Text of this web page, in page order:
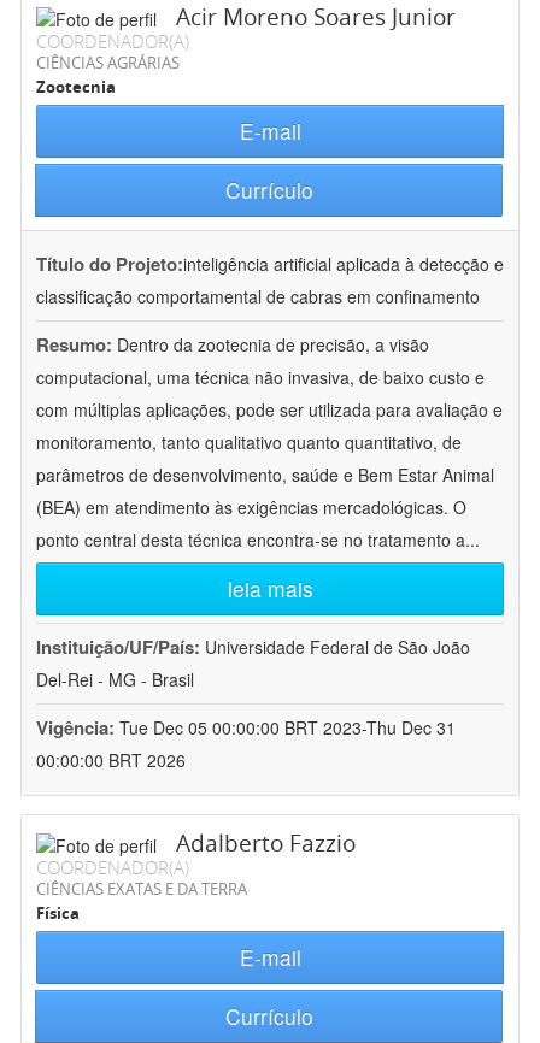
Acir Moreno Soares Junior
COORDENADOR(A)
CIÊNCIAS AGRÁRIAS
Zootecnia
E-mail
Currículo
Título do Projeto:inteligência artificial aplicada à detecção e
classificação comportamental de cabras em confinamento
Resumo: Dentro da zootecnia de precisão, a visão
computacional, uma técnica não invasiva, de baixo custo e
com múltiplas aplicações, pode ser utilizada para avaliação e
monitoramento, tanto qualitativo quanto quantitativo, de
parâmetros de desenvolvimento, saúde e Bem Estar Animal
(BEA) em atendimento às exigências mercadológicas. O
ponto central desta técnica encontra-se no tratamento a...
leia mais
Instituição/UF/País: Universidade Federal de São João
Del-Rei - MG - Brasil
Vigência: Tue Dec 05 00:00:00 BRT 2023-Thu Dec 31
00:00:00 BRT 2026
Adalberto Fazzio
COORDENADOR(A)
CIÊNCIAS EXATAS E DA TERRA
Física
E-mail
Currículo